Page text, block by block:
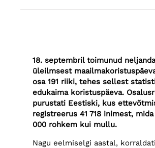
18. septembril toimunud
üleilmsest
osa 191 riiki, tehes sellest
edukaima koristuspäeva.
purustati Eestiski, kus
registreerus 41 718 inimest,
000 rohkem kui mullu.
Nagu eelmiselgi aastal,